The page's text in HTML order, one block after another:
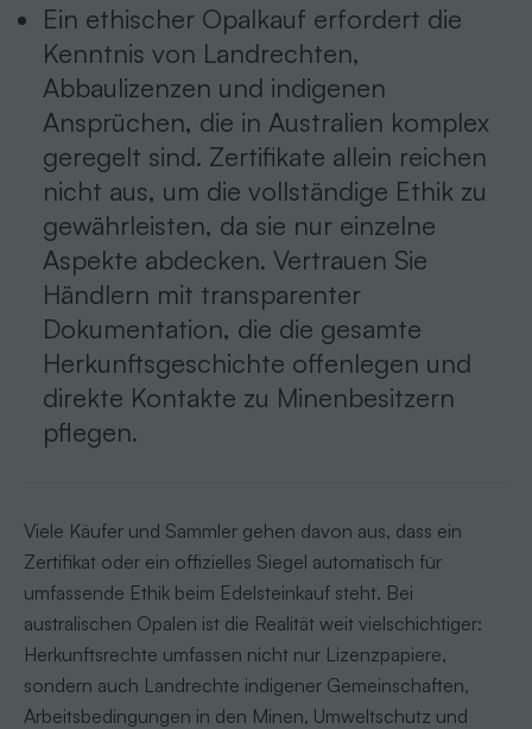
Ein ethischer Opalkauf erfordert die
Kenntnis von Landrechten,
Abbaulizenzen und indigenen
Ansprüchen, die in Australien komplex
geregelt sind. Zertifikate allein reichen
nicht aus, um die vollständige Ethik zu
gewährleisten, da sie nur einzelne
Aspekte abdecken. Vertrauen Sie
Händlern mit transparenter
Dokumentation, die die gesamte
Herkunftsgeschichte offenlegen und
direkte Kontakte zu Minenbesitzern
pflegen.
Viele Käufer und Sammler gehen davon aus, dass ein
Zertifikat oder ein offizielles Siegel automatisch für
umfassende Ethik beim Edelsteinkauf steht. Bei
australischen Opalen ist die Realität weit vielschichtiger:
Herkunftsrechte umfassen nicht nur Lizenzpapiere,
sondern auch Landrechte indigener Gemeinschaften,
Arbeitsbedingungen in den Minen, Umweltschutz und